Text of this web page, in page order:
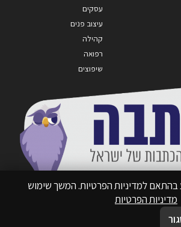
עסקים
עיצוב פנים
קהילה
רפואה
שיפוצים
למדיניות הפרטיות. המשך שימוש
מדיניות הפרטיות